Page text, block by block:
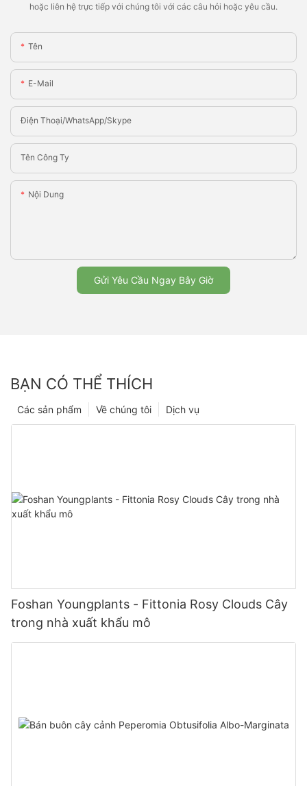
hoặc liên hệ trực tiếp với chúng tôi với các câu hỏi hoặc yêu cầu.
Tên
E-Mail
Điện Thoại/WhatsApp/Skype
Tên Công Ty
Nội Dung
Gửi Yêu Cầu Ngay Bây Giờ
BẠN CÓ THỂ THÍCH
Dịch vụ
Về chúng tôi
Các sản phẩm
Foshan Youngplants - Fittonia Rosy Clouds Cây
trong nhà xuất khẩu mô